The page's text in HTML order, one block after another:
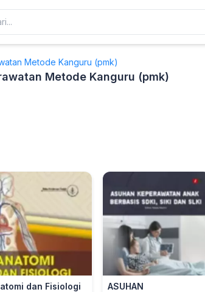
Metode Kanguru (pmk)
Metode Kanguru (pmk)
dan Fisiologi
ASUHAN